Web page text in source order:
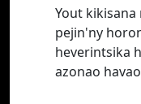
Yout
pejin'ny
heverintsika
azonao